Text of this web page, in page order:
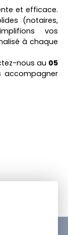
et efficace.
(notaires,
vos
à chaque
nous au 05
accompagner